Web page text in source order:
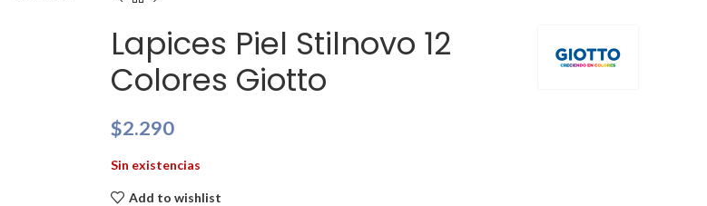
Lapices Piel Stilnovo 12
Colores Giotto
$2.290
Sin existencias
Add to wishlist